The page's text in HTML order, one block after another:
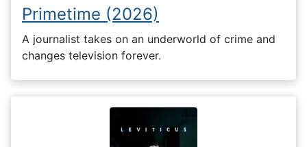
Primetime (2026)
A journalist takes on an underworld of crime and
changes television forever.